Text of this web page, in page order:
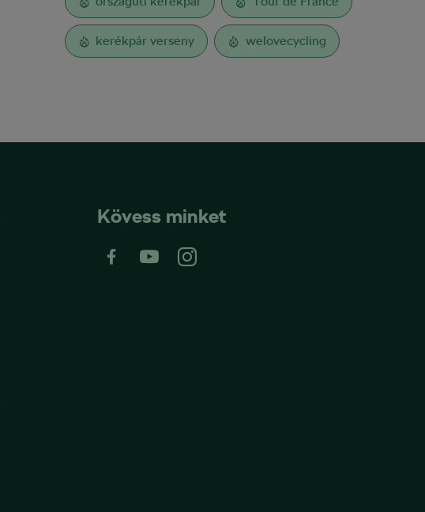
kerékpár verseny welovecycling
Kövess minket